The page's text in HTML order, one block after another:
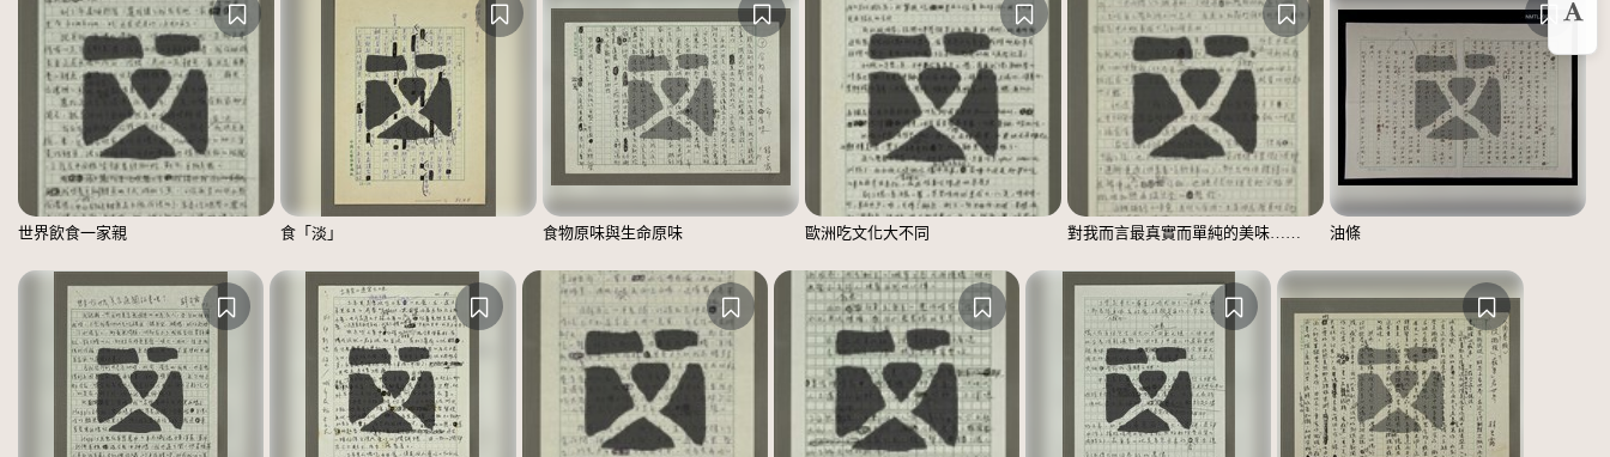
世界飲食一家親 食「淡」 食物原味與生命原味 歐洲吃文化大不同 對我而言最真實而單純的美味…… 油條
放